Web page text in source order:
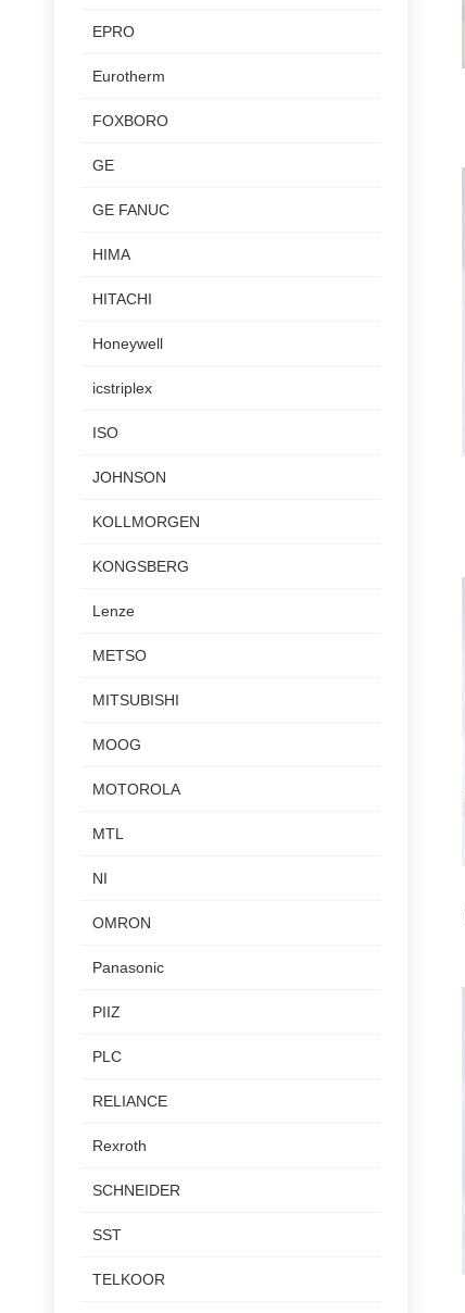
EPRO
Eurotherm
FOXBORO
GE
GE FANUC
HIMA
HITACHI
Honeywell
icstriplex
ISO
JOHNSON
KOLLMORGEN
KONGSBERG
Lenze
METSO
MITSUBISHI
MOOG
MOTOROLA
MTL
NI
OMRON
Panasonic
PIIZ
PLC
RELIANCE
Rexroth
SCHNEIDER
SST
TELKOOR